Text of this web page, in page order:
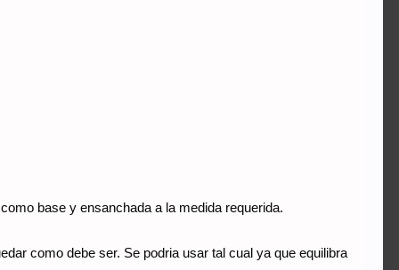
base y ensanchada a la medida requerida.
como debe ser. Se podria usar tal cual ya que equilibra